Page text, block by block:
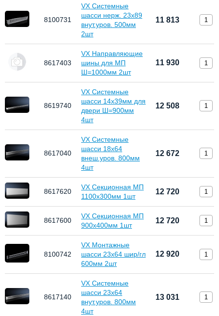
8100731
VX Системные
шасси нерж. 23х89
внут.уров. 500мм
2шт
11 813
8617403
VX Направляющие
шины для МП
Ш=1000мм 2шт
11 930
8619740
VX Системные
шасси 14х39мм для
двери Ш=900мм
4шт
12 508
8617040
VX Системные
шасси 18х64
внеш.уров. 800мм
4шт
12 672
8617620
VX Секционная МП
1100x300мм 1шт
12 720
8617600
VX Секционная МП
900x400мм 1шт
12 720
8100742
VX Монтажные
шасси 23х64 шир/гл
600мм 2шт
12 920
8617140
VX Системные
шасси 23х64
внут.уров. 800мм
4шт
13 031